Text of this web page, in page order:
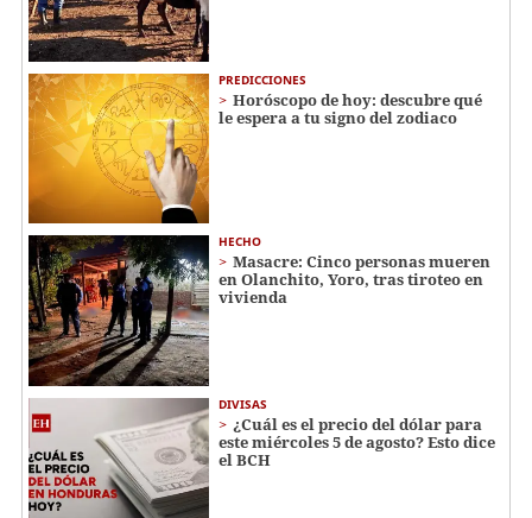
PREDICCIONES
Horóscopo de hoy: descubre qué
le espera a tu signo del zodiaco
HECHO
Masacre: Cinco personas mueren
en Olanchito, Yoro, tras tiroteo en
vivienda
DIVISAS
¿Cuál es el precio del dólar para
este miércoles 5 de agosto? Esto dice
el BCH